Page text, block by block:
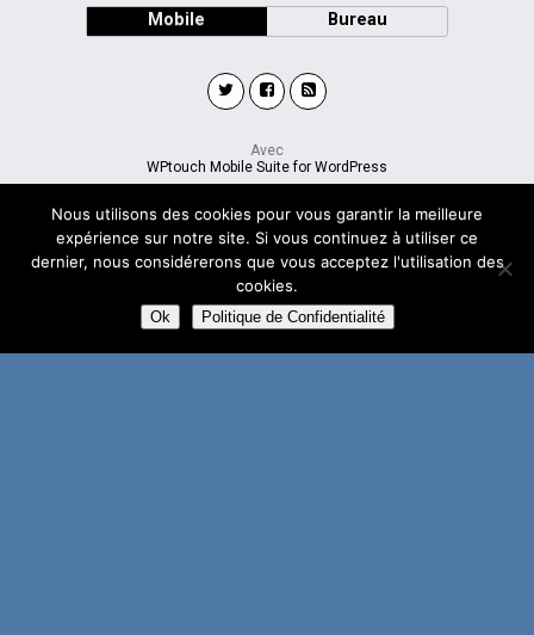
Mobile Bureau
Avec
WPtouch Mobile Suite for WordPress
Nous utilisons des cookies pour vous garantir la meilleure
expérience sur notre site. Si vous continuez à utiliser ce
dernier, nous considérerons que vous acceptez l'utilisation des
cookies.
Ok Politique de Confidentialité